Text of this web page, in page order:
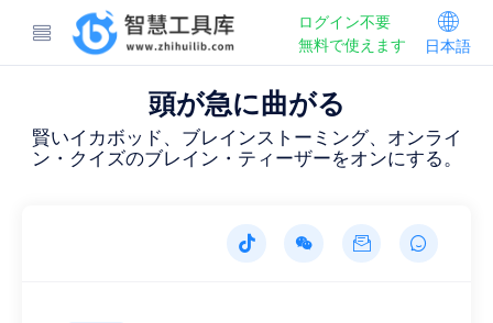
ログイン不要
無料で使えます
日本語
頭が急に曲がる
賢いイカボッド、ブレインストーミング、オンライ
ン・クイズのブレイン・ティーザーをオンにする。